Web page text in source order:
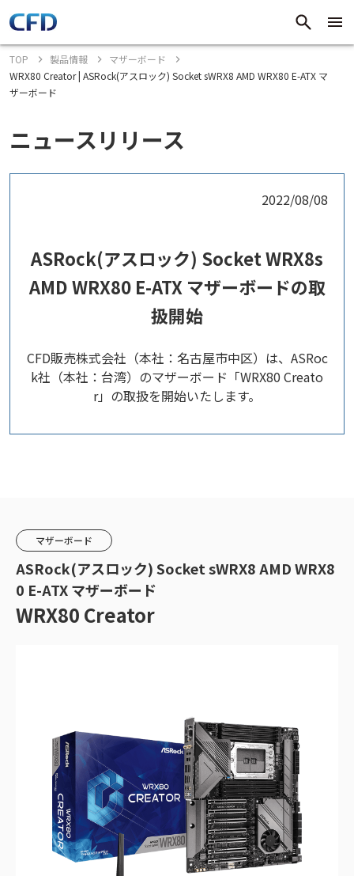
TOP 製品情報
マザーボード
WRX80 Creator | ASRock(アスロック) Socket sWRX8 AMD WRX80 E-ATX マ
ザーボード
ニュースリリース
2022/08/08
ASRock(アスロック) Socket WRX8s
AMD WRX80 E-ATX マザーボードの取
扱開始
CFD販売株式会社（本社：名古屋市中区）は、ASRoc
k社（本社：台湾）のマザーボード「WRX80 Creato
r」の取扱を開始いたします。
マザーボード
ASRock(アスロック) Socket sWRX8 AMD WRX8
0 E-ATX マザーボード
WRX80 Creator